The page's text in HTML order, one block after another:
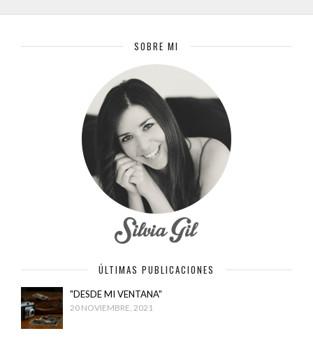
SOBRE MI
ÚLTIMAS PUBLICACIONES
"DESDE MI VENTANA"
20 NOVIEMBRE, 2021